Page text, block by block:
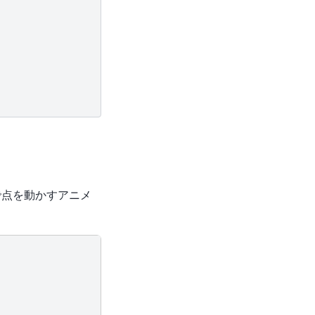
を動かすアニメ